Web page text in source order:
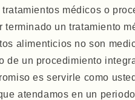
médicos o
terminado un tratamiento
alimenticios no son
de un procedimiento
es servirle como
atendamos en un